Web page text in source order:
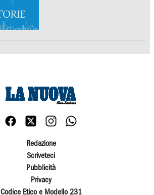
Redazione
Scriveteci
Pubblicità
Privacy
Codice Etico e Modello 231